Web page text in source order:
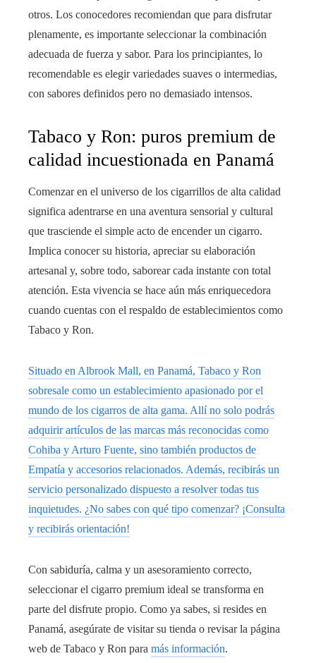
otros. Los conocedores recomiendan que para disfrutar
plenamente, es importante seleccionar la combinación
adecuada de fuerza y sabor. Para los principiantes, lo
recomendable es elegir variedades suaves o intermedias,
con sabores definidos pero no demasiado intensos.
Tabaco y Ron: puros premium de
calidad incuestionada en Panamá
Comenzar en el universo de los cigarrillos de alta calidad
significa adentrarse en una aventura sensorial y cultural
que trasciende el simple acto de encender un cigarro.
Implica conocer su historia, apreciar su elaboración
artesanal y, sobre todo, saborear cada instante con total
atención. Esta vivencia se hace aún más enriquecedora
cuando cuentas con el respaldo de establecimientos como
Tabaco y Ron.
Situado en Albrook Mall, en Panamá, Tabaco y Ron
sobresale como un establecimiento apasionado por el
mundo de los cigarros de alta gama. Allí no solo podrás
adquirir artículos de las marcas más reconocidas como
Cohiba y Arturo Fuente, sino también productos de
Empatía y accesorios relacionados. Además, recibirás un
servicio personalizado dispuesto a resolver todas tus
inquietudes. ¿No sabes con qué tipo comenzar? ¡Consulta
y recibirás orientación!
Con sabiduría, calma y un asesoramiento correcto,
seleccionar el cigarro premium ideal se transforma en
parte del disfrute propio. Como ya sabes, si resides en
Panamá, asegúrate de visitar su tienda o revisar la página
web de Tabaco y Ron para más información.